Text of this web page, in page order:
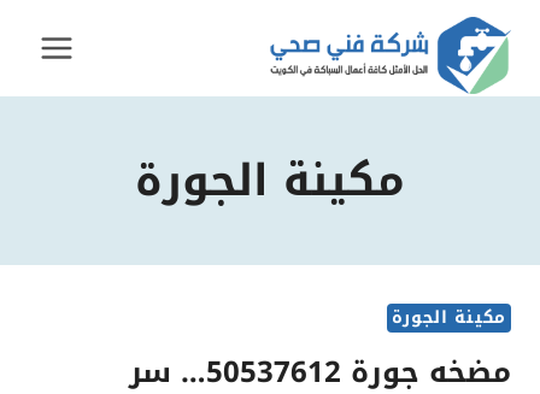
التجاوز
إلى
المحتوى
مكينة الجورة
مكينة الجورة
مضخه جورة 50537612… سر